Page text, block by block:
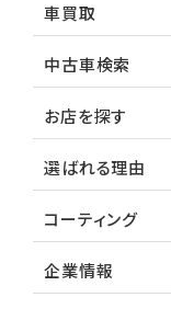
車買取
中古車検索
お店を探す
選ばれる理由
コーティング
企業情報